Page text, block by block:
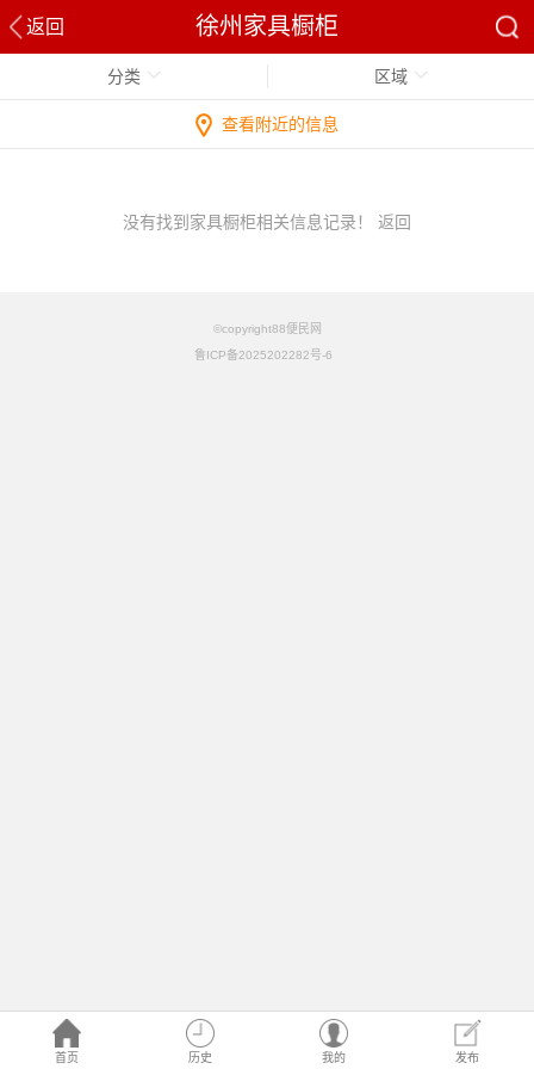
返回 徐州家具橱柜
首页 历史 我的 发布
分类 区域
查看附近的信息
没有找到家具橱柜相关信息记录！ 返回
©copyright88便民网
鲁ICP备2025202282号-6